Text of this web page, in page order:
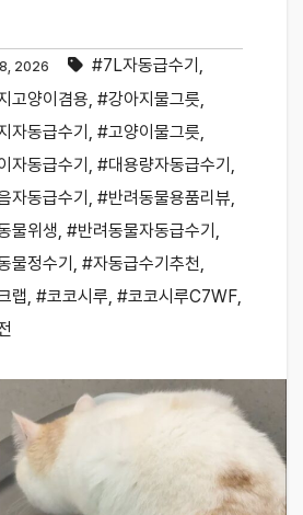
2026 #7L자동급수기 ,
고양이겸용, #강아지물그릇,
자동급수기 , #고양이물그릇,
자동급수기 , #대용량자동급수기 ,
자동급수기 , #반려동물용품리뷰,
물위생, #반려동물자동급수기 ,
물정수기 , #자동급수기추천,
랩, #코코시루, #코코시루C7WF,